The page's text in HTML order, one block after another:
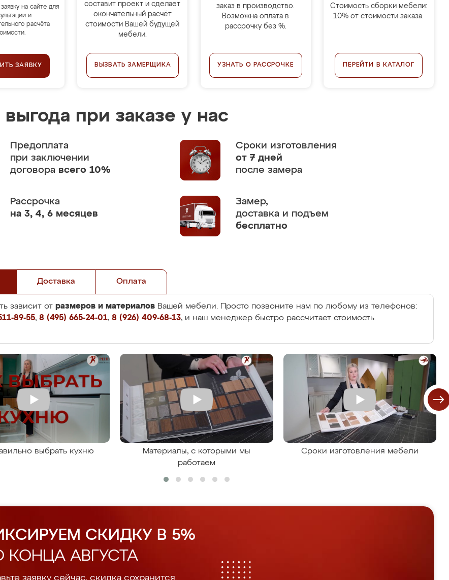
на сайте для
и
расчёта
ЗАЯВКУ
составит проект и сделает
окончательный расчёт
стоимости Вашей будущей
мебели.
ВЫЗВАТЬ ЗАМЕРЩИКА
заказ в производство.
Возможна оплата в
рассрочку без %.
УЗНАТЬ О РАССРОЧКЕ
Стоимость сборки мебели:
10% от стоимости заказа.
ПЕРЕЙТИ В КАТАЛОГ
выгода при заказе у нас
Предоплата
при заключении
договора всего 10%
Сроки изготовления
от 7 дней
после замера
Рассрочка
на 3, 4, 6 месяцев
Замер,
доставка и подъем
бесплатно
Доставка Оплата
зависит от размеров и материалов Вашей мебели. Просто позвоните нам по любому из телефонов:
89-55, 8 (495) 665-24-01, 8 (926) 409-68-13, и наш менеджер быстро рассчитает стоимость.
выбрать кухню
Материалы, с которыми мы
работаем
Сроки изготовления мебели
СКИДКУ В 5%
КОНЦА АВГУСТА
заявку сейчас, скидка сохранится.